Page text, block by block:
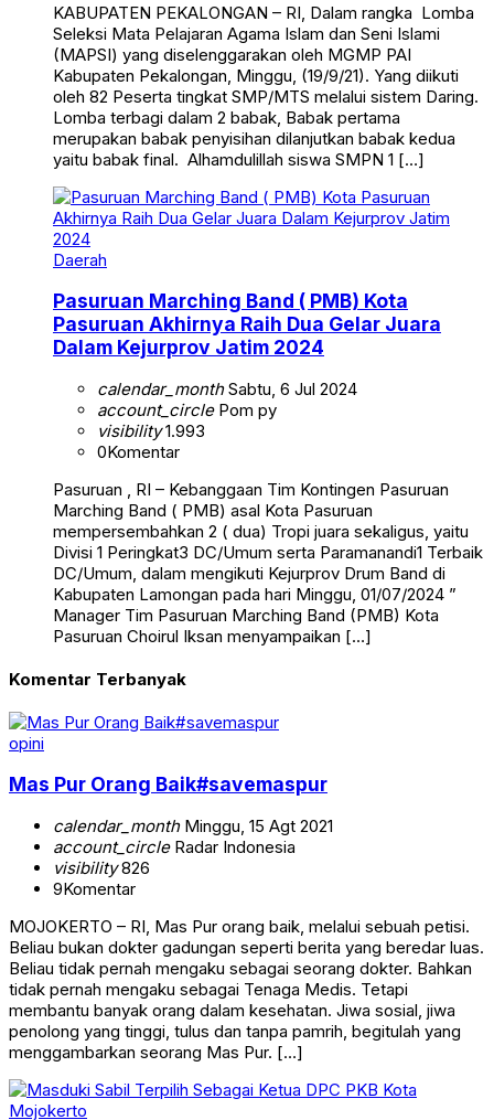
KABUPATEN PEKALONGAN – RI, Dalam rangka Lomba
Seleksi Mata Pelajaran Agama Islam dan Seni Islami
(MAPSI) yang diselenggarakan oleh MGMP PAI
Kabupaten Pekalongan, Minggu, (19/9/21). Yang diikuti
oleh 82 Peserta tingkat SMP/MTS melalui sistem Daring.
Lomba terbagi dalam 2 babak, Babak pertama
merupakan babak penyisihan dilanjutkan babak kedua
yaitu babak final. Alhamdulillah siswa SMPN 1 […]
Daerah
Pasuruan Marching Band ( PMB) Kota
Pasuruan Akhirnya Raih Dua Gelar Juara
Dalam Kejurprov Jatim 2024
calendar_monthSabtu, 6 Jul 2024
account_circlePom py
visibility1.993
0Komentar
Pasuruan , RI – Kebanggaan Tim Kontingen Pasuruan
Marching Band ( PMB) asal Kota Pasuruan
mempersembahkan 2 ( dua) Tropi juara sekaligus, yaitu
Divisi 1 Peringkat3 DC/Umum serta Paramanandi1 Terbaik
DC/Umum, dalam mengikuti Kejurprov Drum Band di
Kabupaten Lamongan pada hari Minggu, 01/07/2024 ”
Manager Tim Pasuruan Marching Band (PMB) Kota
Pasuruan Choirul Iksan menyampaikan […]
Komentar Terbanyak
opini
Mas Pur Orang Baik#savemaspur
calendar_monthMinggu, 15 Agt 2021
account_circleRadar Indonesia
visibility826
9Komentar
MOJOKERTO – RI, Mas Pur orang baik, melalui sebuah petisi.
Beliau bukan dokter gadungan seperti berita yang beredar luas.
Beliau tidak pernah mengaku sebagai seorang dokter. Bahkan
tidak pernah mengaku sebagai Tenaga Medis. Tetapi
membantu banyak orang dalam kesehatan. Jiwa sosial, jiwa
penolong yang tinggi, tulus dan tanpa pamrih, begitulah yang
menggambarkan seorang Mas Pur. […]